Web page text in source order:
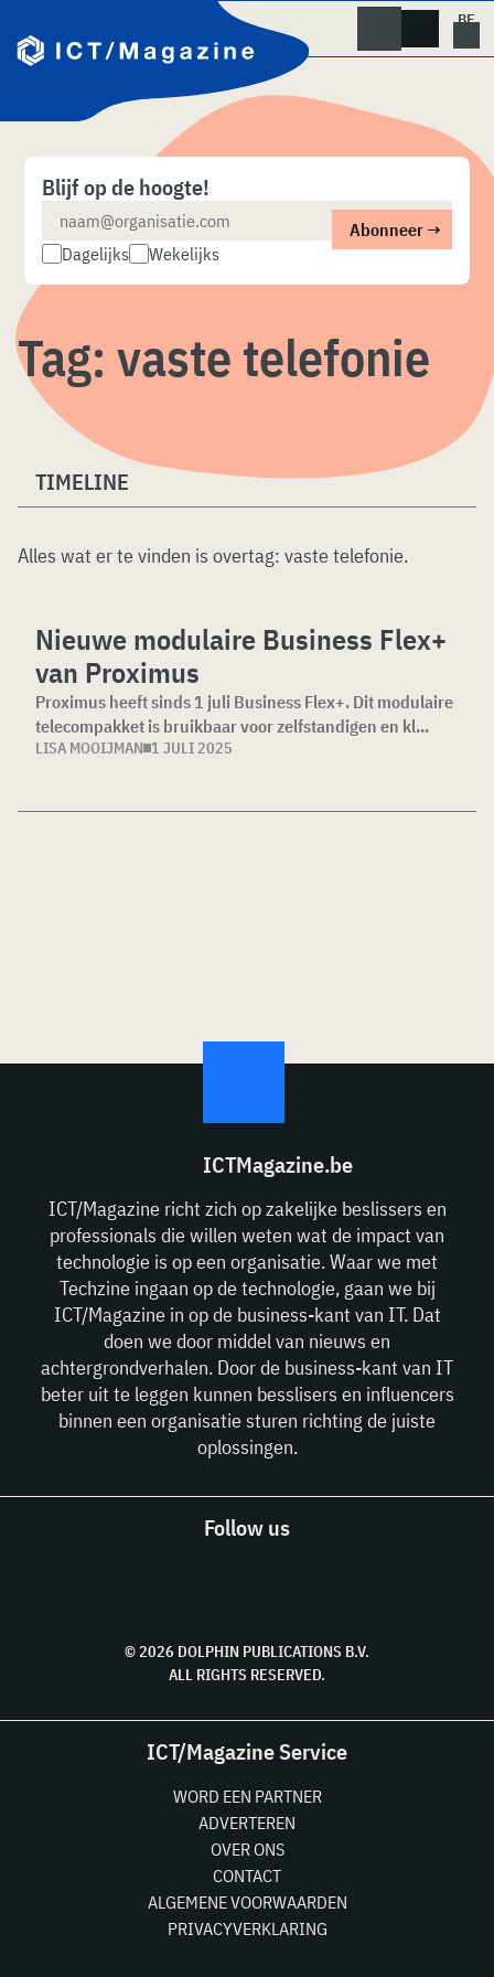
naar
content
Blijf op de hoogte!
Dagelijks Wekelijks
Tag: vaste telefonie
TIMELINE
Alles wat er te vinden is overtag: vaste telefonie.
Nieuwe modulaire Business Flex+
van Proximus
Proximus heeft sinds 1 juli Business Flex+. Dit modulaire
telecompakket is bruikbaar voor zelfstandigen en kl...
LISA MOOIJMAN 1 JULI 2025
ICTMagazine.be
ICT/Magazine richt zich op zakelijke beslissers en
professionals die willen weten wat de impact van
technologie is op een organisatie. Waar we met
Techzine ingaan op de technologie, gaan we bij
ICT/Magazine in op de business-kant van IT. Dat
doen we door middel van nieuws en
achtergrondverhalen. Door de business-kant van IT
beter uit te leggen kunnen besslisers en influencers
binnen een organisatie sturen richting de juiste
oplossingen.
Follow us
© 2026 DOLPHIN PUBLICATIONS B.V.
ALL RIGHTS RESERVED.
ICT/Magazine Service
WORD EEN PARTNER
ADVERTEREN
OVER ONS
CONTACT
ALGEMENE VOORWAARDEN
PRIVACYVERKLARING